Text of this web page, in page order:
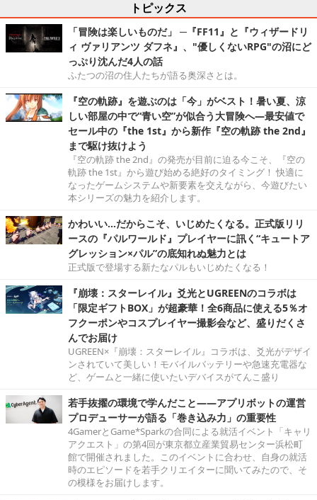
トピックス
「冒険は楽しいものだ」 ─『FF11』と『ウィザードリ
ィ ヴァリアンツ ダフネ』、"優しくないRPG"の沼にど
っぷり沈んだ4人の話
ふたつの沼の住人たちが語る奥深さとは。
『空の軌跡』を遊ぶのは「今」がベスト！暑い夏、涼
しい部屋の中で“青い空”が似合う大冒険へ―最安値で
セール中の『the 1st』から新作『空の軌跡 the 2nd』
まで駆け抜けよう
『空の軌跡 the 2nd』の発売が目前に迫る今こそ、『空の
軌跡 the 1st』から遊び始める絶好のタイミング！ 快適に
なったゲームシステムや新要素を交えながら、今遊びたい
本シリーズの魅力を紹介します。
かわいい…だからこそ、いじめたくなる。正式版リリ
ースの『パルワールド』プレイヤーに訊く“キュートア
グレッション×パル”の底知れぬ魅力とは
正式版で登場する新たなパルもいじめたくなる！
『崩壊：スターレイル』爻光とUGREENのコラボは
「限定ギフトBOX」が超豪華！全6商品に使える5％オ
フクーポンやコスプレイヤー撮影会など、盛りだくさ
んでお届け
UGREEN×『崩壊：スターレイル』コラボは、爻光がデザイ
ンされていて美しい！モバイルバッテリーや急速充電器な
ど、ゲームと一緒に使いたいデバイスがてんこ盛り
若手抜擢の環境で学んだこと――アプリボットの運営
プロデューサーが語る「巻き込み力」の重要性
4GamerとGame*Sparkの合同による就活イベント「キャリ
アクエスト」の第4回が東京都立産業貿易センター浜松町
館で開催されました。このイベントに合わせ、自身の就活
時のエピソードを若手クリエイターに聞いてみたので、そ
の模様をお届けします。